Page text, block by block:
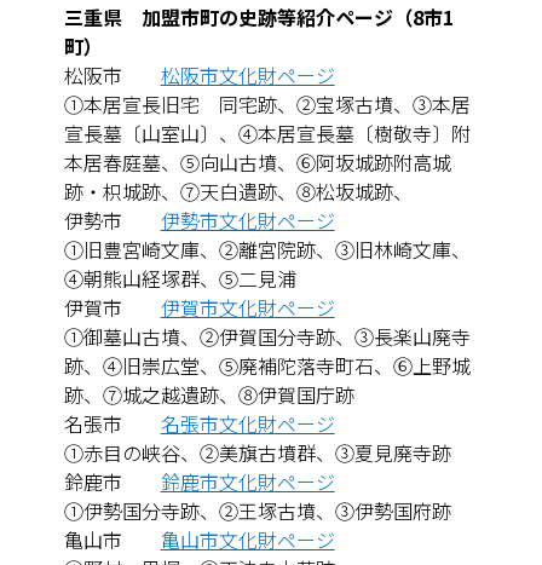
三重県 加盟市町の史跡等紹介ページ（8市1
町）
松阪市 松阪市文化財ページ
①本居宣長旧宅 同宅跡、②宝塚古墳、③本居
宣長墓〔山室山〕、④本居宣長墓〔樹敬寺〕附
本居春庭墓、⑤向山古墳、⑥阿坂城跡附高城
跡・枳城跡、⑦天白遺跡、⑧松坂城跡、
伊勢市 伊勢市文化財ページ
①旧豊宮崎文庫、②離宮院跡、③旧林崎文庫、
④朝熊山経塚群、⑤二見浦
伊賀市 伊賀市文化財ページ
①御墓山古墳、②伊賀国分寺跡、③長楽山廃寺
跡、④旧崇広堂、⑤廃補陀落寺町石、⑥上野城
跡、⑦城之越遺跡、⑧伊賀国庁跡
名張市 名張市文化財ページ
①赤目の峡谷、②美旗古墳群、③夏見廃寺跡
鈴鹿市 鈴鹿市文化財ページ
①伊勢国分寺跡、②王塚古墳、③伊勢国府跡
亀山市 亀山市文化財ページ